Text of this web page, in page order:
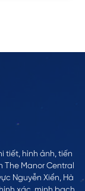
tiết, hình ảnh, tiến
Manor Central
Nguyễn Xiển, Hà